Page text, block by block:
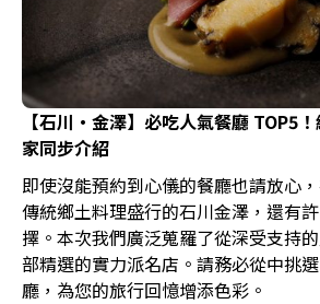
【石川・金澤】必吃人氣餐廳 TOP5
家同步介紹
即使沒能預約到心儀的餐廳也請放心
傳統鄉土料理盛行的石川金澤，還有
擇。本次我們廣泛蒐羅了從深受支持
部精選的實力派名店。請務必從中挑
廳，為您的旅行回憶增添色彩。